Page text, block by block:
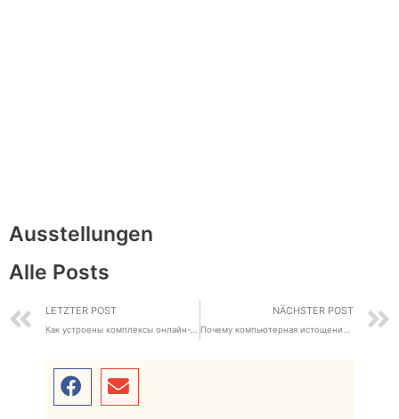
Ausstellungen
Alle Posts
LETZTER POST NÄCHSTER POST